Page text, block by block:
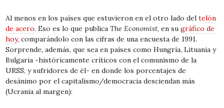
Al menos en los países que estuvieron en el otro lado deltelón
de acero. Eso es lo que publicaThe Economist, en sugráfico de
hoy, comparándolo con las cifras de una encuesta de 1991.
Sorprende, además, que sea en países como Hungría, Lituania y
Bulgaria -históricamente críticos con el comunismo de la
URSS, y sufridores de él- en donde los porcentajes de
desánimo por el capitalismo/democracia desciendan más
(Ucrania al margen):